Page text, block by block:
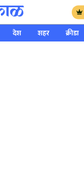
देश शहर क्रीडा